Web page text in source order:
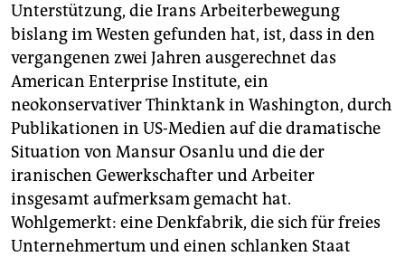
Unterstützung, die Irans Arbeiterbewegung
bislang im Westen gefunden hat, ist, dass in den
vergangenen zwei Jahren ausgerechnet das
American Enterprise Institute, ein
neokonservativer Thinktank in Washington, durch
Publikationen in US-Medien auf die dramatische
Situation von Mansur Osanlu und die der
iranischen Gewerkschafter und Arbeiter
insgesamt aufmerksam gemacht hat.
Wohlgemerkt: eine Denkfabrik, die sich für freies
Unternehmertum und einen schlanken Staat